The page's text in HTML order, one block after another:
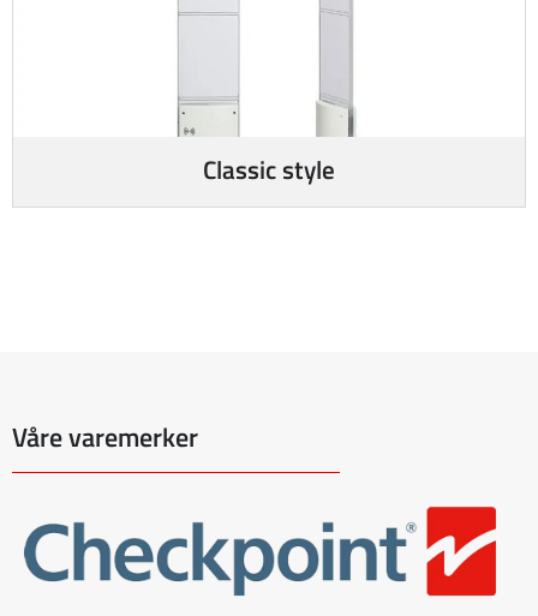
Classic style
Våre varemerker